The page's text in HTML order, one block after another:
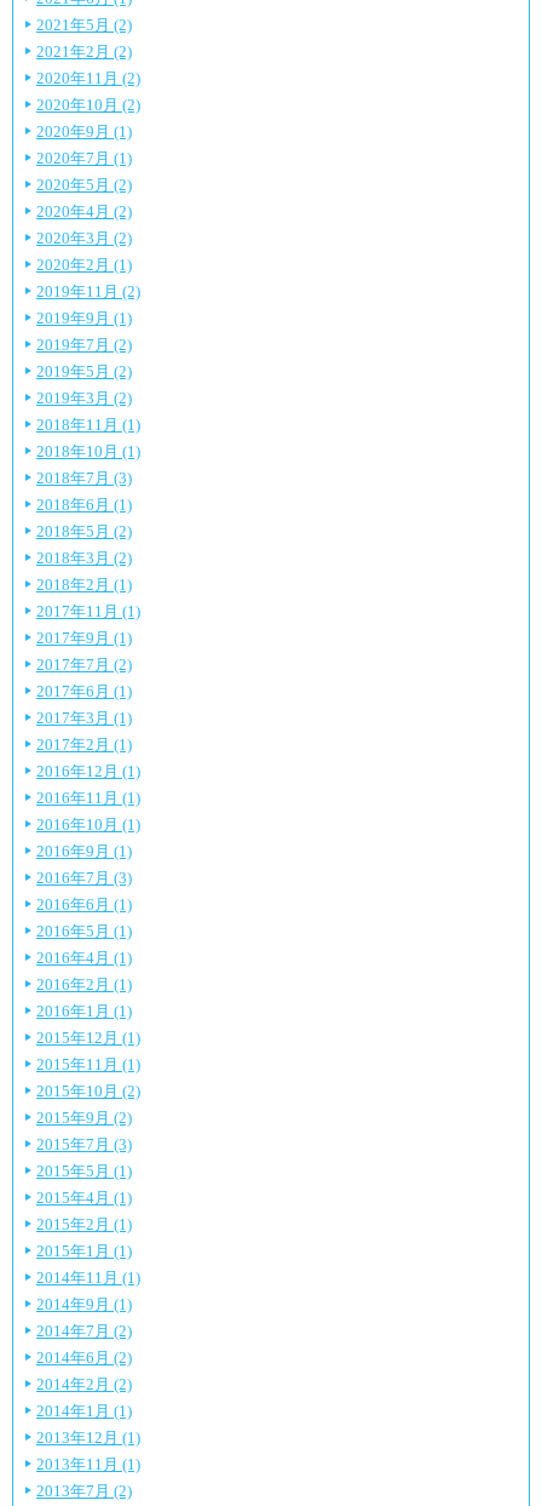
2021年5月 (2)
2021年2月 (2)
2020年11月 (2)
2020年10月 (2)
2020年9月 (1)
2020年7月 (1)
2020年5月 (2)
2020年4月 (2)
2020年3月 (2)
2020年2月 (1)
2019年11月 (2)
2019年9月 (1)
2019年7月 (2)
2019年5月 (2)
2019年3月 (2)
2018年11月 (1)
2018年10月 (1)
2018年7月 (3)
2018年6月 (1)
2018年5月 (2)
2018年3月 (2)
2018年2月 (1)
2017年11月 (1)
2017年9月 (1)
2017年7月 (2)
2017年6月 (1)
2017年3月 (1)
2017年2月 (1)
2016年12月 (1)
2016年11月 (1)
2016年10月 (1)
2016年9月 (1)
2016年7月 (3)
2016年6月 (1)
2016年5月 (1)
2016年4月 (1)
2016年2月 (1)
2016年1月 (1)
2015年12月 (1)
2015年11月 (1)
2015年10月 (2)
2015年9月 (2)
2015年7月 (3)
2015年5月 (1)
2015年4月 (1)
2015年2月 (1)
2015年1月 (1)
2014年11月 (1)
2014年9月 (1)
2014年7月 (2)
2014年6月 (2)
2014年2月 (2)
2014年1月 (1)
2013年12月 (1)
2013年11月 (1)
2013年7月 (2)